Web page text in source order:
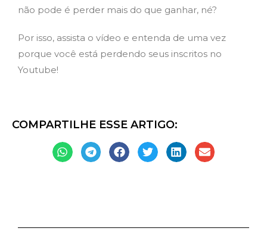
não pode é perder mais do que ganhar, né?
Por isso, assista o vídeo e entenda de uma vez
porque você está perdendo seus inscritos no
Youtube!
COMPARTILHE ESSE ARTIGO: